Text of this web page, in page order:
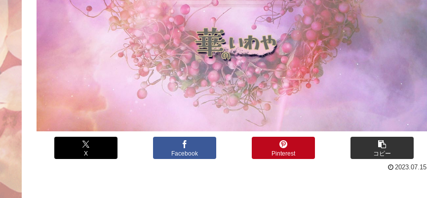
X Facebook Pinterest コピー
2023.07.15